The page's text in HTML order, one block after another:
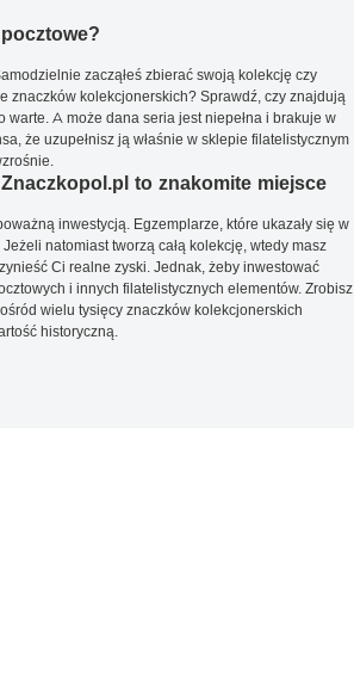
zacząłeś zbierać swoją kolekcję czy
znaczków kolekcjonerskich? Sprawdź, czy znajdują
A może dana seria jest niepełna i brakuje w
że uzupełnisz ją właśnie w sklepie filatelistycznym
to znakomite miejsce
inwestycją. Egzemplarze, które ukazały się w
natomiast tworzą całą kolekcję, wtedy masz
Ci realne zyski. Jednak, żeby inwestować
i innych filatelistycznych elementów. Zrobisz
wielu tysięcy znaczków kolekcjonerskich
historyczną.